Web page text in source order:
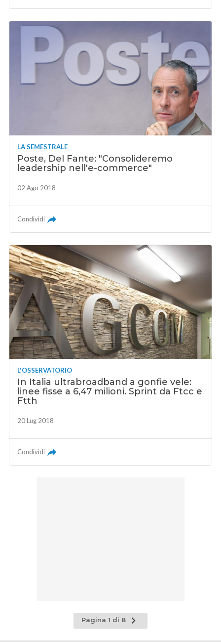
LA SEMESTRALE
Poste, Del Fante: "Consolideremo
leadership nell'e-commerce"
02 Ago 2018
Condividi
L'OSSERVATORIO
In Italia ultrabroadband a gonfie vele:
linee fisse a 6,47 milioni. Sprint da Ftcc e
Ftth
20 Lug 2018
Condividi
Pagina 1 di 8
Pagina
successiva